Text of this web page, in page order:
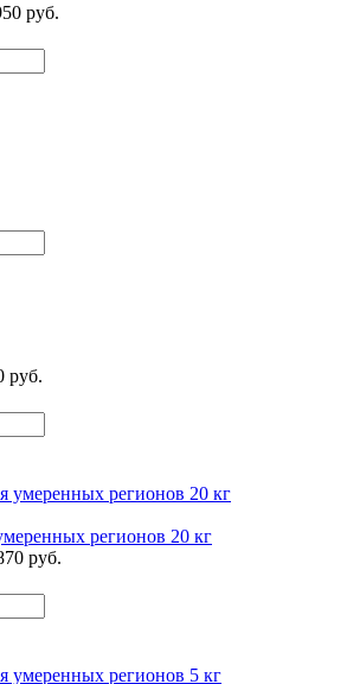
руб.
руб.
регионов 20 кг
руб.